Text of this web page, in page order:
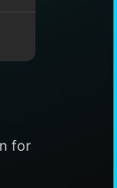
for